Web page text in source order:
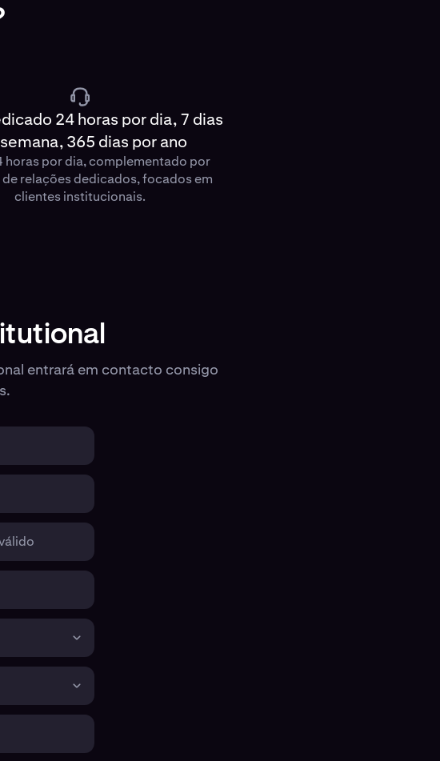
24 horas por dia, 7 dias
365 dias por ano
horas por dia, complementado por
relações dedicados, focados em
clientes institucionais.
entrará em contacto consigo